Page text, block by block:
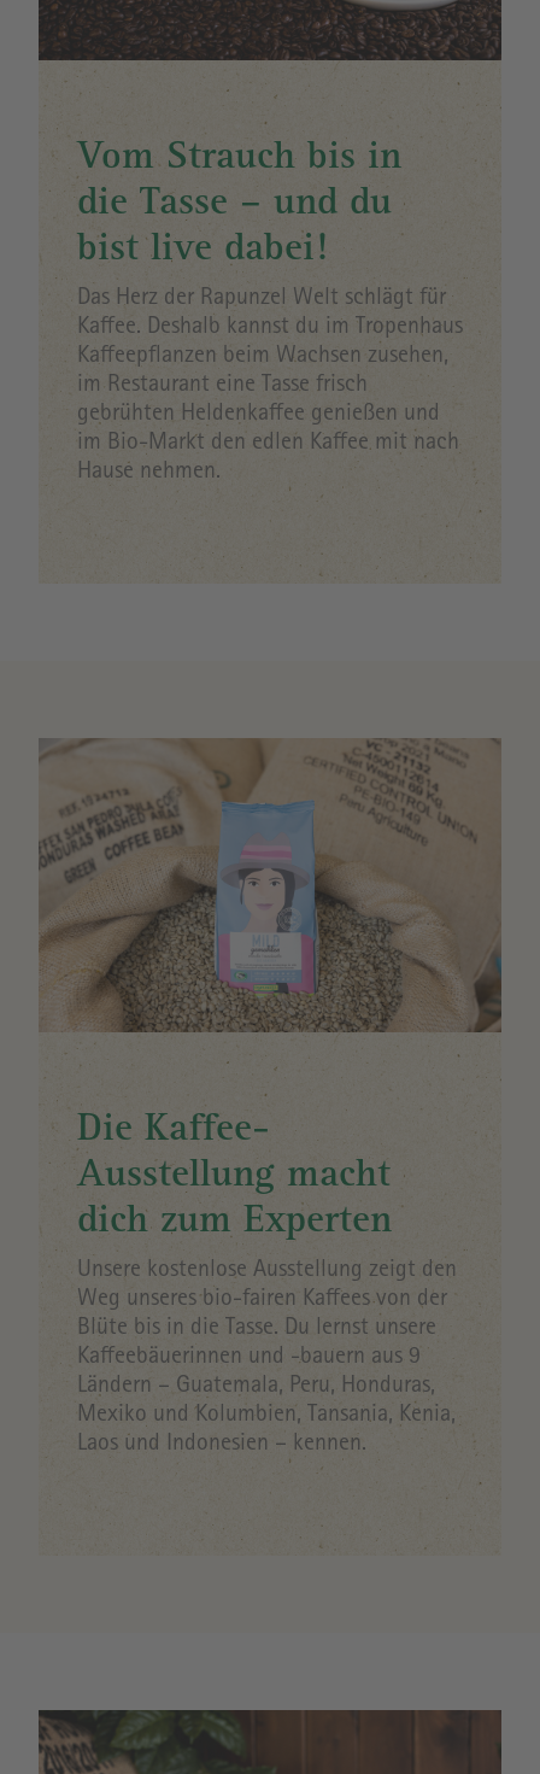
Vom Strauch bis in
die Tasse – und du
bist live dabei!
Das Herz der Rapunzel Welt schlägt für
Kaffee. Deshalb kannst du im Tropenhaus
Kaffeepflanzen beim Wachsen zusehen,
im Restaurant eine Tasse frisch
gebrühten Heldenkaffee genießen und
im Bio-Markt den edlen Kaffee mit nach
Hause nehmen.
Image
Die Kaffee-
Ausstellung macht
dich zum Experten
Unsere kostenlose Ausstellung zeigt den
Weg unseres bio-fairen Kaffees von der
Blüte bis in die Tasse. Du lernst unsere
Kaffeebäuerinnen und -bauern aus 9
Ländern – Guatemala, Peru, Honduras,
Mexiko und Kolumbien, Tansania, Kenia,
Laos und Indonesien – kennen.
Image